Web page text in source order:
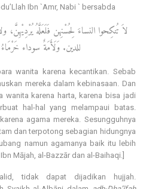
Ibn `Amr, Nabi ` bersabda
لاَ تُنكِحوا النساءَ لِحُسْنِهن فَلَعَلَّهُ يُرْدِيْهِنَّ،
للدين. وَلَأَمَةٌ سوداء
wanita karena kecantikan. Sebab
mereka dalam kebinasaan. Dan
wanita karena harta, karena bisa jadi
hal-hal yang melampaui batas.
agama mereka. Sesungguhnya
dan terpotong sebagian hidungnya
namun agamanya baik itu lebih
Mājah, al-Bazzār dan al-Baihaqi.]
tidak dapat dijadikan hujjah.